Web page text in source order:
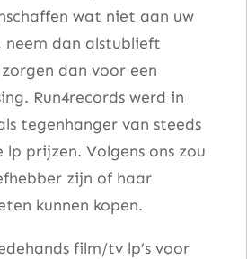
wat niet aan uw
neem dan alstublieft
dan voor een
Run4records werd in
tegenhanger van steeds
prijzen. Volgens ons zou
zijn of haar
kunnen kopen.
film/tv lp’s voor